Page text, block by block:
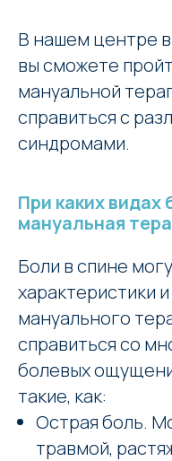
В нашем центре
вы сможете
мануальной
справиться с
синдромами.
При каких
мануальная
Боли в спине
характеристики
мануального
справиться со
болевых
такие, как:
Острая боль.
травмой,